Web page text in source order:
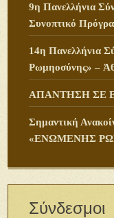
9η Πανελλήνια
Συνοπτικό
14η Πανελλήνια
Ρωμηοσύνης» –
ΑΠΑΝΤΗΣΗ ΣΕ
Σημαντική
«ΕΝΩΜΕΝΗΣ
Σύνδεσμοι